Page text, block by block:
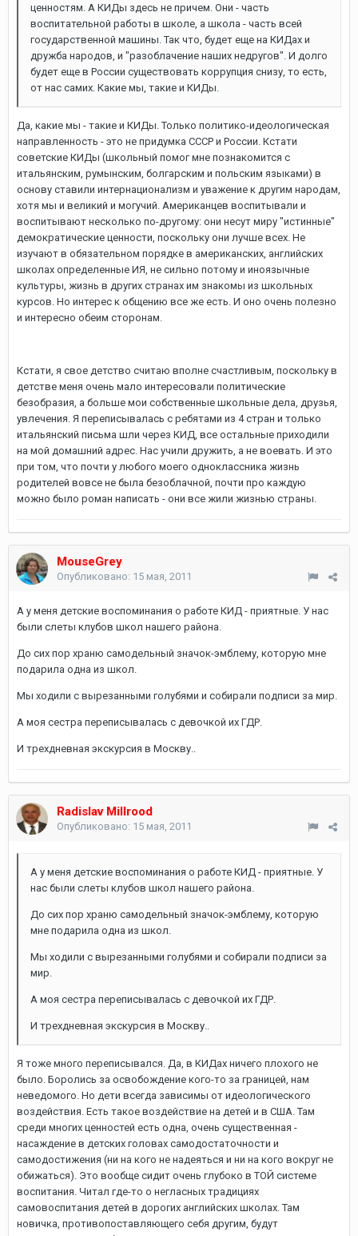
ценностям. А КИДы здесь не причем. Они - часть
воспитательной работы в школе, а школа - часть всей
государственной машины. Так что, будет еще на КИДах и
дружба народов, и "разоблачение наших недругов". И долго
будет еще в России существовать коррупция снизу, то есть,
от нас самих. Какие мы, такие и КИДы.
Да, какие мы - такие и КИДы. Только политико-идеологическая
направленность - это не придумка СССР и России. Кстати
советские КИДы (школьный помог мне познакомится с
итальянским, румынским, болгарским и польским языками) в
основу ставили интернационализм и уважение к другим народам,
хотя мы и великий и могучий. Американцев воспитывали и
воспитывают несколько по-другому: они несут миру "истинные"
демократические ценности, поскольку они лучше всех. Не
изучают в обязательном порядке в американских, английских
школах определенные ИЯ, не сильно потому и иноязычные
культуры, жизнь в других странах им знакомы из школьных
курсов. Но интерес к общению все же есть. И оно очень полезно
и интересно обеим сторонам.
Кстати, я свое детство считаю вполне счастливым, поскольку в
детстве меня очень мало интересовали политические
безобразия, а больше мои собственные школьные дела, друзья,
увлечения. Я переписывалась с ребятами из 4 стран и только
итальянский письма шли через КИД, все остальные приходили
на мой домашний адрес. Нас учили дружить, а не воевать. И это
при том, что почти у любого моего одноклассника жизнь
родителей вовсе не была безоблачной, почти про каждую
можно было роман написать - они все жили жизнью страны.
MouseGrey
Опубликовано: 15 мая, 2011
А у меня детские воспоминания о работе КИД - приятные. У нас
были слеты клубов школ нашего района.
До сих пор храню самодельный значок-эмблему, которую мне
подарила одна из школ.
Мы ходили с вырезанными голубями и собирали подписи за мир.
А моя сестра переписывалась с девочкой их ГДР.
И трехдневная экскурсия в Москву..
Radislav Millrood
Опубликовано: 15 мая, 2011
А у меня детские воспоминания о работе КИД - приятные. У
нас были слеты клубов школ нашего района.
До сих пор храню самодельный значок-эмблему, которую
мне подарила одна из школ.
Мы ходили с вырезанными голубями и собирали подписи за
мир.
А моя сестра переписывалась с девочкой их ГДР.
И трехдневная экскурсия в Москву..
Я тоже много переписывался. Да, в КИДах ничего плохого не
было. Боролись за освобождение кого-то за границей, нам
неведомого. Но дети всегда зависимы от идеологического
воздействия. Есть такое воздействие на детей и в США. Там
среди многих ценностей есть одна, очень существенная -
насаждение в детских головах самодостаточности и
самодостижения (ни на кого не надеяться и ни на кого вокруг не
обижаться). Это вообще сидит очень глубоко в ТОЙ системе
воспитания. Читал где-то о негласных традициях
самовоспитания детей в дорогих английских школах. Там
новичка, противопоставляющего себя другим, будут